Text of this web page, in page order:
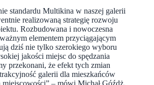
standardu Multikina w naszej galerii
realizowaną strategię rozwoju
Rozbudowana i nowoczesna
elementem przyciągającym
dziś nie tylko szerokiego wyboru
jakości miejsc do spędzania
przekonani, że efekt tych zmian
galerii dla mieszkańców
– mówi Michał Góźdż,